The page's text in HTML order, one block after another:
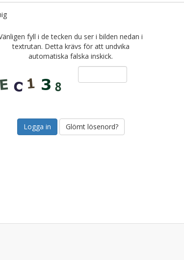
fyll i de tecken du ser i bilden nedan i
textrutan. Detta krävs för att undvika
automatiska falska inskick.
Glömt lösenord?